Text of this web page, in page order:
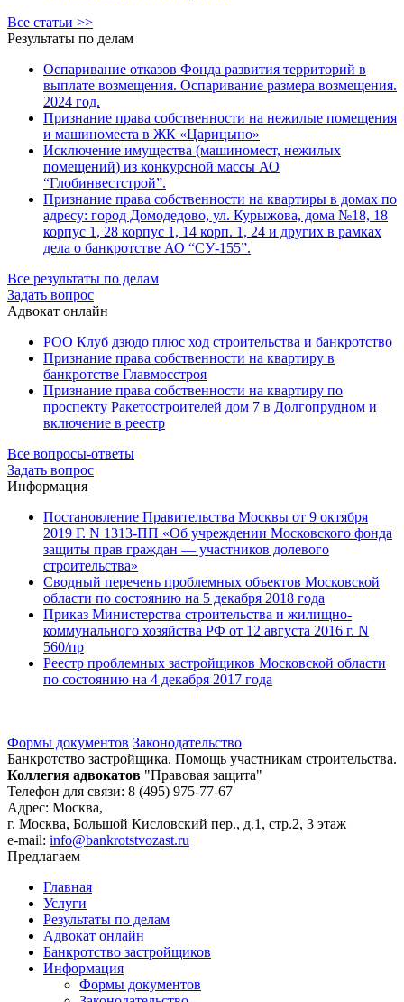
Все статьи >>
Результаты по делам
Оспаривание отказов Фонда развития территорий в
выплате возмещения. Оспаривание размера возмещения.
2024 год.
Признание права собственности на нежилые помещения
и машиноместа в ЖК «Царицыно»
Исключение имущества (машиномест, нежилых
помещений) из конкурсной массы АО
“Глобинвестстрой”.
Признание права собственности на квартиры в домах по
адресу: город Домодедово, ул. Курыжова, дома №18, 18
корпус 1, 28 корпус 1, 14 корп. 1, 24 и других в рамках
дела о банкротстве АО “СУ-155”.
Все результаты по делам
Задать вопрос
Адвокат онлайн
РОО Клуб дзюдо плюс ход строительства и банкротство
Признание права собственности на квартиру в
банкротстве Главмосстроя
Признание права собственности на квартиру по
проспекту Ракетостроителей дом 7 в Долгопрудном и
включение в реестр
Все вопросы-ответы
Задать вопрос
Информация
Постановление Правительства Москвы от 9 октября
2019 Г. N 1313-ПП «Об учреждении Московского фонда
защиты прав граждан — участников долевого
строительства»
Сводный перечень проблемных объектов Московской
области по состоянию на 5 декабря 2018 года
Приказ Министерства строительства и жилищно-
коммунального хозяйства РФ от 12 августа 2016 г. N
560/пр
Реестр проблемных застройщиков Московской области
по состоянию на 4 декабря 2017 года
Формы документов Законодательство
Банкротство застройщика. Помощь участникам строительства.
Коллегия адвокатов "Правовая защита"
Телефон для связи: 8 (495) 975-77-67
Адрес: Москва,
г. Москва, Большой Кисловский пер., д.1, стр.2, 3 этаж
e-mail: info@bankrotstvozast.ru
Предлагаем
Главная
Услуги
Результаты по делам
Адвокат онлайн
Банкротство застройщиков
Информация
Формы документов